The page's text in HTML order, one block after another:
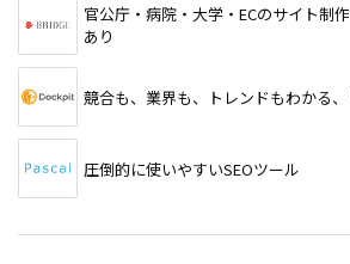
官公庁・病院・大学・ECのサイト制
あり
競合も、業界も、トレンドもわかる
圧倒的に使いやすいSEOツール